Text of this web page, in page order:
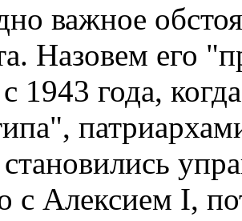
важное
Назовем его
1943 года,
с Алексием I,